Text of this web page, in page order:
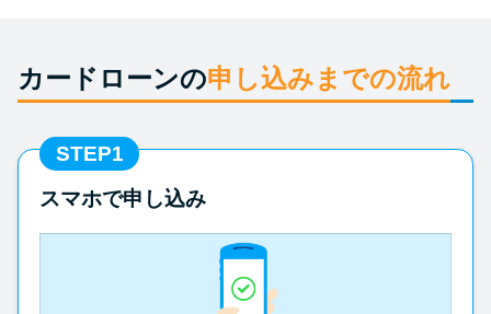
アコムはブラックでも審査に通
方法
アコムとレイクどっちがいい
の？ カードローンの選び方を徹
底解説！
カードローンの申し込みまでの流れ
STEP1
スマホで申し込み